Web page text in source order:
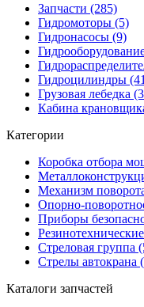
Запчасти (285)
Гидромоторы (5)
Гидронасосы (9)
Гидроцилиндры
Грузовая лебедка
Кабина
Категории
Коробка отбора
Механизм
Опорно-
Приборы
Стреловая группа
Стрелы автокрана
Каталоги запчастей